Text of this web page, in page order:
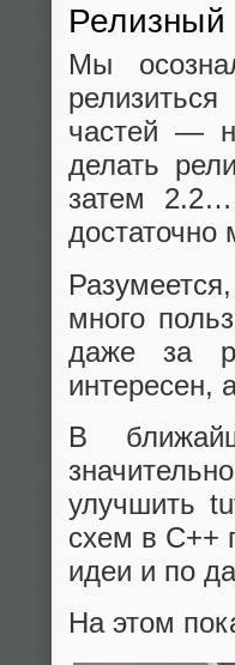
Мы
частей —
делать
затем 2.2…
достаточно
много
даже за
интересен,
В
улучшить
схем в С++
идеи и по
На этом